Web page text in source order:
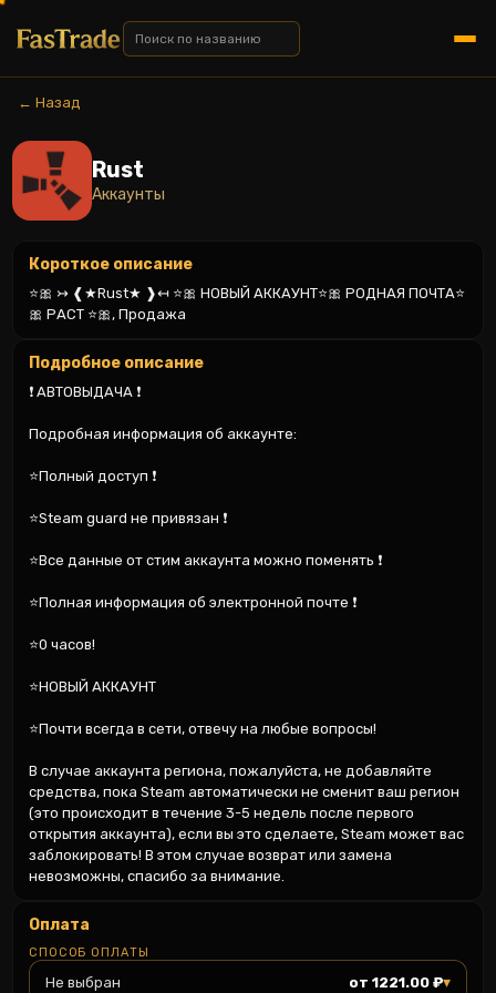
← Назад
Rust
Аккаунты
Короткое описание
⭐🎀 ↣ ❰★Rust★ ❱↤ ⭐🎀 НОВЫЙ АККАУНТ⭐🎀 РОДНАЯ ПОЧТА⭐
🎀 РАСТ ⭐🎀, Продажа
Подробное описание
❗️ АВТОВЫДАЧА ❗️
Подробная информация об аккаунте:
⭐Полный доступ ❗️
⭐Steam guard не привязан ❗️
⭐Все данные от стим аккаунта можно поменять ❗️
⭐Полная информация об электронной почте ❗️
⭐0 часов!
⭐НОВЫЙ АККАУНТ
⭐Почти всегда в сети, отвечу на любые вопросы!
В случае аккаунта региона, пожалуйста, не добавляйте
средства, пока Steam автоматически не сменит ваш регион
(это происходит в течение 3-5 недель после первого
открытия аккаунта), если вы это сделаете, Steam может вас
заблокировать! В этом случае возврат или замена
невозможны, спасибо за внимание.
Оплата
СПОСОБ ОПЛАТЫ
Не выбран от 1221.00 ₽▾